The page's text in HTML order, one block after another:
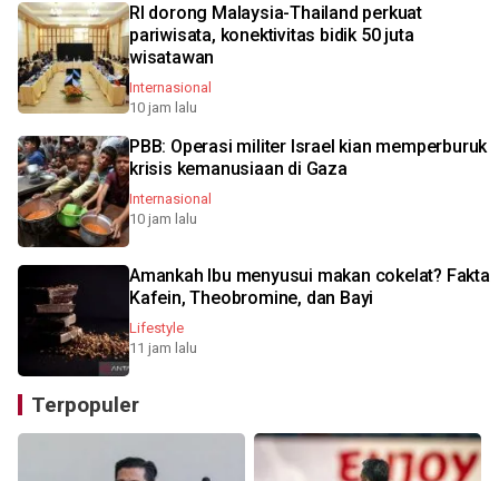
RI dorong Malaysia-Thailand perkuat
pariwisata, konektivitas bidik 50 juta
wisatawan
Internasional
10 jam lalu
PBB: Operasi militer Israel kian memperburuk
krisis kemanusiaan di Gaza
Internasional
10 jam lalu
Amankah Ibu menyusui makan cokelat? Fakta
Kafein, Theobromine, dan Bayi
Lifestyle
11 jam lalu
Terpopuler